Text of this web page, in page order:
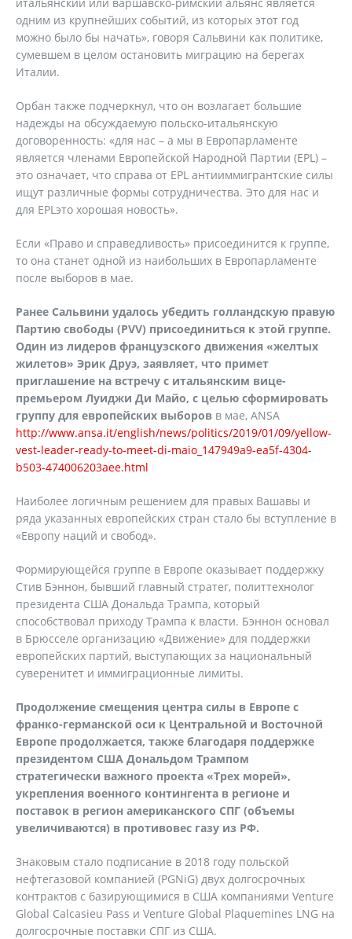
одним из крупнейших событий, из которых этот год
можно было бы начать», говоря Сальвини как политике,
сумевшем в целом остановить миграцию на берегах
Италии.
Орбан также подчеркнул, что он возлагает большие
надежды на обсуждаемую польско-итальянскую
договоренность: «для нас – а мы в Европарламенте
является членами Европейской Народной Партии (EPL) –
это означает, что справа от EPL антииммигрантские силы
ищут различные формы сотрудничества. Это для нас и
для EPLэто хорошая новость».
Если «Право и справедливость» присоединится к группе,
то она станет одной из наибольших в Европарламенте
после выборов в мае.
Ранее Сальвини удалось убедить голландскую правую
Партию свободы (PVV) присоединиться к этой группе.
Один из лидеров французского движения «желтых
жилетов» Эрик Друэ, заявляет, что примет
приглашение на встречу с итальянским вице-
премьером Луиджи Ди Майо, с целью сформировать
группу для европейских выборов в мае, ANSA
http://www.ansa.it/english/news/politics/2019/01/09/yellow-
vest-leader-ready-to-meet-di-maio_147949a9-ea5f-4304-
b503-474006203aee.html
Наиболее логичным решением для правых Вашавы и
ряда указанных европейских стран стало бы вступление в
«Европу наций и свобод».
Формирующейся группе в Европе оказывает поддержку
Стив Бэннон, бывший главный стратег, политтехнолог
президента США Дональда Трампа, который
способствовал приходу Трампа к власти. Бэннон основал
в Брюсселе организацию «Движение» для поддержки
европейских партий, выступающих за национальный
суверенитет и иммиграционные лимиты.
Продолжение смещения центра силы в Европе с
франко-германской оси к Центральной и Восточной
Европе продолжается, также благодаря поддержке
президентом США Дональдом Трампом
стратегически важного проекта «Трех морей»,
укрепления военного контингента в регионе и
поставок в регион американского СПГ (объемы
увеличиваются) в противовес газу из РФ.
Знаковым стало подписание в 2018 году польской
нефтегазовой компанией (PGNiG) двух долгосрочных
контрактов с базирующимися в США компаниями Venture
Global Calcasieu Pass и Venture Global Plaquemines LNG на
долгосрочные поставки СПГ из США.